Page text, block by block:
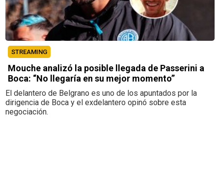
STREAMING
Mouche analizó la posible llegada de Passerini a
Boca: “No llegaría en su mejor momento”
El delantero de Belgrano es uno de los apuntados por la
dirigencia de Boca y el exdelantero opinó sobre esta
negociación.